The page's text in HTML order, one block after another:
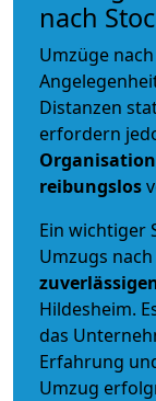
nach
Umzüge
Distanzen
erfordern
Organisation
reibungslos
Ein wichtiger
Umzugs
Hildesheim.
das
Erfahrung
Umzug